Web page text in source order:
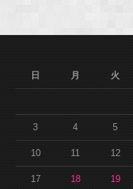
日
月 火
3 4 5
10 11 12
17 18 19